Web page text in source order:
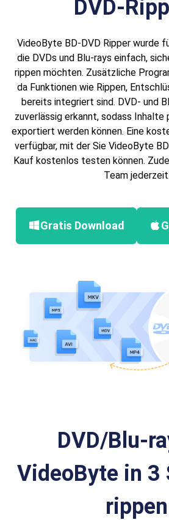
DVD-
VideoByte BD-DVD Ripper wurde
die DVDs und Blu-rays einfach,
rippen möchten. Zusätzliche
da Funktionen wie Rippen,
bereits integriert sind. DVD- und
zuverlässig erkannt, sodass Inhalte
exportiert werden können. Eine
verfügbar, mit der Sie VideoByte
Kauf kostenlos testen können.
Team jederzeit.
Gratis Download
DVD/Blu-
VideoByte in 3
rippen